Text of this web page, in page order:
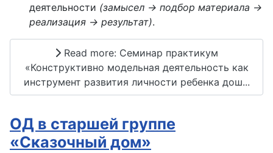
деятельности (замысел → подбор материала →
реализация → результат).
Read more: Семинар практикум
«Конструктивно модельная деятельность как
инструмент развития личности ребенка дош...
ОД в старшей группе
«Сказочный дом»